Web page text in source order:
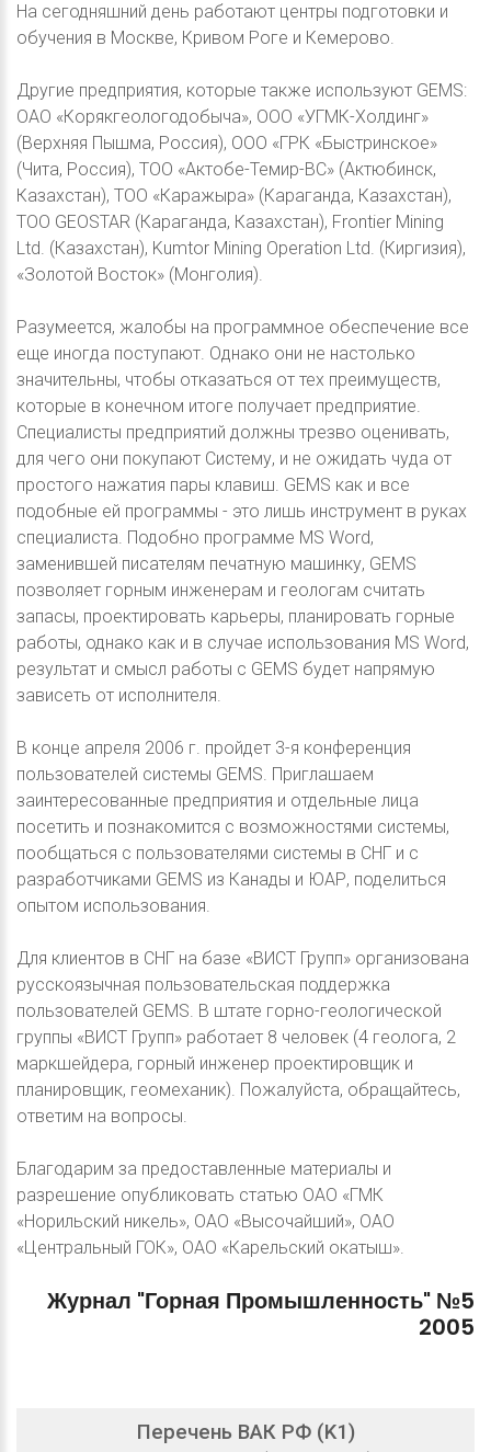
На сегодняшний день работают центры подготовки и
обучения в Москве, Кривом Роге и Кемерово.
Другие предприятия, которые также используют GEMS:
ОАО «Корякгеологодобыча», ООО «УГМК-Холдинг»
(Верхняя Пышма, Россия), ООО «ГРК «Быстринское»
(Чита, Россия), ТОО «Актобе-Темир-ВС» (Актюбинск,
Казахстан), ТОО «Каражыра» (Караганда, Казахстан),
ТОО GEOSTAR (Караганда, Казахстан), Frontier Mining
Ltd. (Казахстан), Kumtor Mining Operation Ltd. (Киргизия),
«Золотой Восток» (Монголия).
Разумеется, жалобы на программное обеспечение все
еще иногда поступают. Однако они не настолько
значительны, чтобы отказаться от тех преимуществ,
которые в конечном итоге получает предприятие.
Специалисты предприятий должны трезво оценивать,
для чего они покупают Систему, и не ожидать чуда от
простого нажатия пары клавиш. GEMS как и все
подобные ей программы - это лишь инструмент в руках
специалиста. Подобно программе MS Word,
заменившей писателям печатную машинку, GEMS
позволяет горным инженерам и геологам считать
запасы, проектировать карьеры, планировать горные
работы, однако как и в случае использования MS Word,
результат и смысл работы с GEMS будет напрямую
зависеть от исполнителя.
В конце апреля 2006 г. пройдет 3-я конференция
пользователей системы GEMS. Приглашаем
заинтересованные предприятия и отдельные лица
посетить и познакомится с возможностями системы,
пообщаться с пользователями системы в СНГ и с
разработчиками GEMS из Канады и ЮАР, поделиться
опытом использования.
Для клиентов в СНГ на базе «ВИСТ Групп» организована
русскоязычная пользовательская поддержка
пользователей GEMS. В штате горно-геологической
группы «ВИСТ Групп» работает 8 человек (4 геолога, 2
маркшейдера, горный инженер проектировщик и
планировщик, геомеханик). Пожалуйста, обращайтесь,
ответим на вопросы.
Благодарим за предоставленные материалы и
разрешение опубликовать статью ОАО «ГМК
«Норильский никель», ОАО «Высочайший», ОАО
«Центральный ГОК», ОАО «Карельский окатыш».
Журнал "Горная Промышленность" №5
2005
Перечень ВАК РФ (K1)